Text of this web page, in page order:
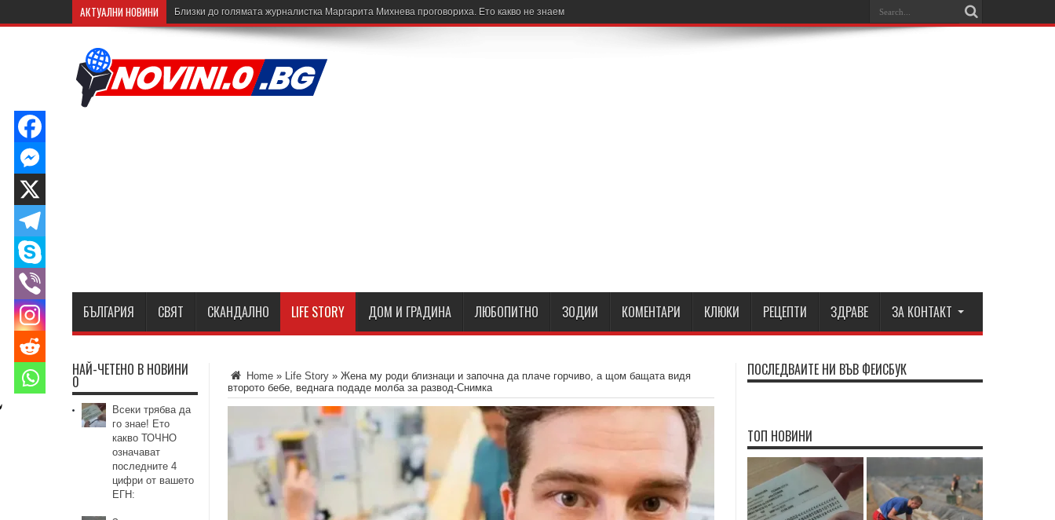
АКТУАЛНИ НОВИНИ Близки до голямата журналистка Маргарита Михнева проговориха. Ето какво не знаем
БЪЛГАРИЯ СВЯТ СКАНДАЛНО LIFE STORY ДОМ И ГРАДИНА ЛЮБОПИТНО ЗОДИИ КОМЕНТАРИ КЛЮКИ РЕЦЕПТИ ЗДРАВЕ ЗА КОНТАКТ
Home » Life Story » Жена му роди близнаци и започна да плаче горчиво, а щом бащата видя
второто бебе, веднага подаде молба за развод-Снимка
НАЙ-ЧЕТЕНО В НОВИНИ
0
Всеки трябва да
го знае! Ето
какво ТОЧНО
означават
последните 4
цифри от вашето
ЕГН:
ПОСЛЕДВАЙТЕ НИ ВЪВ ФЕЙСБУК
ТОП НОВИНИ